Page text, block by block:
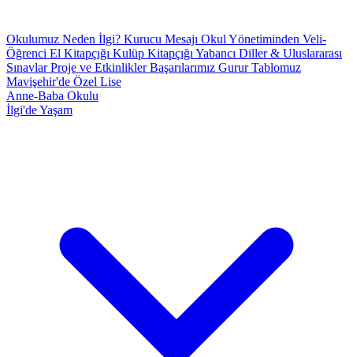
Okulumuz Neden İlgi? Kurucu Mesajı Okul Yönetiminden Veli-
Öğrenci El Kitapçığı Kulüp Kitapçığı Yabancı Diller & Uluslararası
SınavlarProje ve EtkinliklerBaşarılarımız Gurur Tablomuz
Mavişehir'de Özel Lise
Anne-Baba Okulu
İlgi'de Yaşam